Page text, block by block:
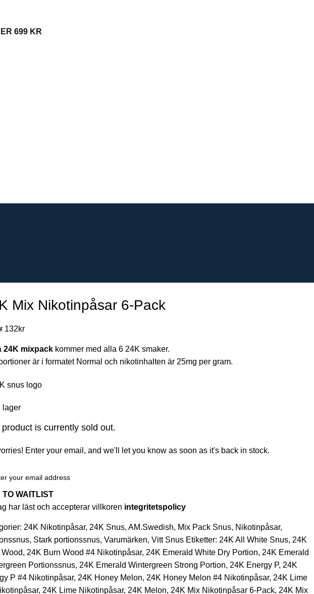
699 KR
Mix Nikotinpåsar 6-Pack
132kr
24K mixpack kommer med alla 6 24K smaker.
är i formatet Normal och nikotinhalten är 25mg per gram.
lager
is currently sold out.
Enter your email, and we'll let you know as soon as it's back in stock.
TO WAITLIST
har läst och accepterar villkoren integritetspolicy
24K Nikotinpåsar, 24K Snus, AM.Swedish, Mix Pack Snus, Nikotinpåsar,
, Stark portionssnus, Varumärken, Vitt Snus Etiketter: 24K All White Snus, 24K
Wood, 24K Burn Wood #4 Nikotinpåsar, 24K Emerald White Dry Portion, 24K Emerald
Portionssnus, 24K Emerald Wintergreen Strong Portion, 24K Energy P, 24K
P #4 Nikotinpåsar, 24K Honey Melon, 24K Honey Melon #4 Nikotinpåsar, 24K Lime
, 24K Lime Nikotinpåsar, 24K Melon, 24K Mix Nikotinpåsar 6-Pack, 24K Mix